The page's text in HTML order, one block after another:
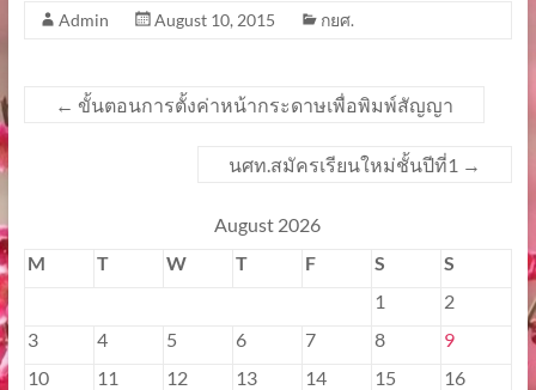
Admin August 10, 2015 กยศ.
← ขั้นตอนการตั้งค่าหน้ากระดาษเพื่อพิมพ์สัญญา
นศท.สมัครเรียนใหม่ชั้นปีที่1 →
August 2026
M
T W T F S
S
1
2
3
4 5 6 7 8
9
10
11 12 13 14 15
16